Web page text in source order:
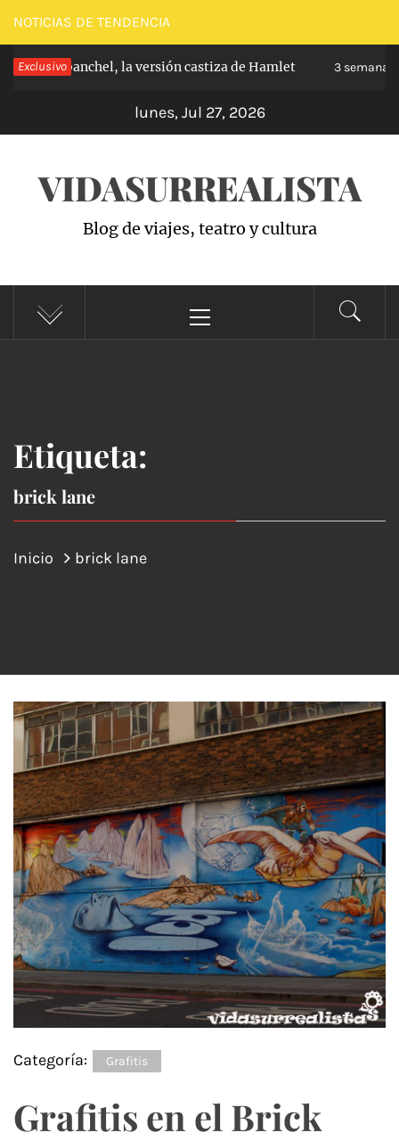
Saltar
al
contenido
NOTICIAS DE TENDENCIA
Exclusivo
de Carabanchel, la versión castiza de Hamlet 3 semanas
lunes, Jul 27, 2026
VIDASURREALISTA
Blog de viajes, teatro y cultura
principal
Etiqueta:
brick lane
Inicio brick lane
Categoría: Grafitis
Grafitis en el Brick